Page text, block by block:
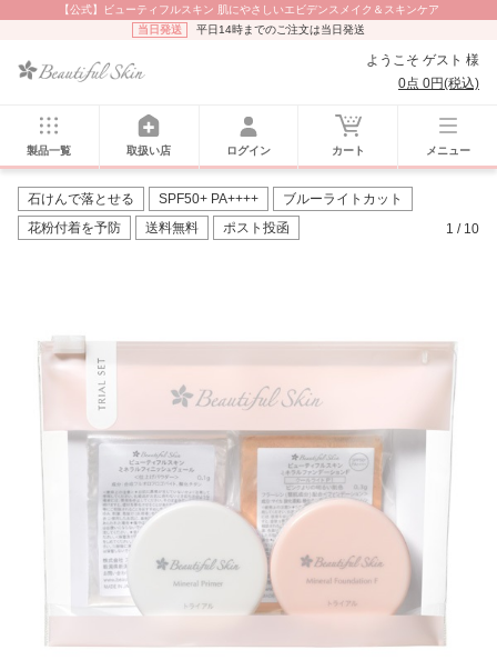
【公式】ビューティフルスキン 肌にやさしいエビデンスメイク＆スキンケア
当日発送
平日14時までのご注文は当日発送
ようこそ ゲスト 様
0点 0円(税込)
製品一覧 取扱い店 ログイン カート メニュー
石けんで落とせる SPF50+ PA++++
ブルーライトカット
花粉付着を予防
送料無料 ポスト投函 1 / 10